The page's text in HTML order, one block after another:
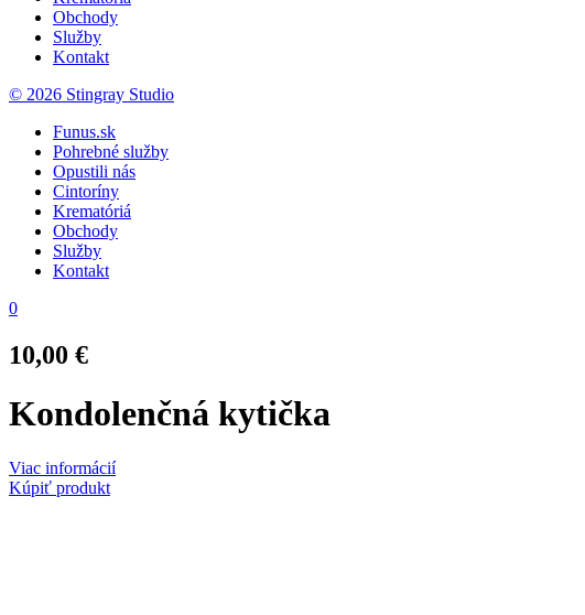
Obchody
Služby
Kontakt
© 2026 Stingray Studio
Funus.sk
Pohrebné služby
Opustili nás
Cintoríny
Krematóriá
Obchody
Služby
Kontakt
0
10,00 €
Kondolenčná kytička
Viac informácií
Kúpiť produkt